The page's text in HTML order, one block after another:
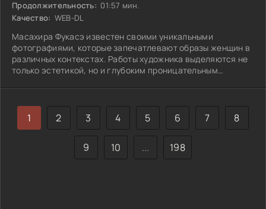
Продолжительность: 01:57 мин.
Качество: WEB-DL
Масахира Фукасэ известен своими уникальными
фотографиями, которые запечатлевают образы женщин в
различных контекстах. Работы художника выделяются не
только эстетикой, но и глубоким проницательным
кадры часто вызывают у зрителей смешанные чувства:
нежность и тревогу, красоту и уязвимость. Фукасэ не
боится экспериментировать с освещением и
композицией, создавая атмосферу, которая заставляет
1 2 3 4 5 6 7 8
9 10 ... 198